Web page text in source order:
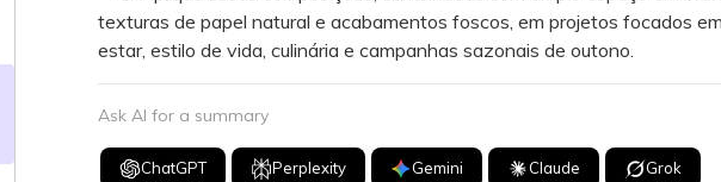
texturas de papel natural e acabamentos foscos, em projetos focados
estar, estilo de vida, culinária e campanhas sazonais de outono.
Ask AI for a summary
ChatGPT Perplexity Gemini Claude Grok